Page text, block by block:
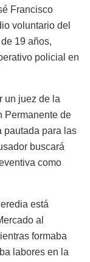
Francisco
voluntario del
19 años,
policial en
un juez de la
Permanente de
pautada para las
buscará
como
está
al
formaba
labores en la